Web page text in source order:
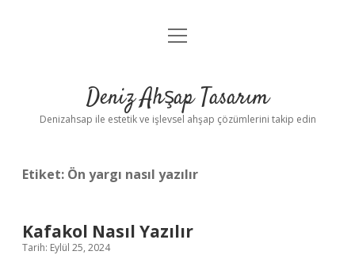
Anasayfa
Yasal Uyarı
menüyü
Deniz Ahşap Tasarım
Denizahsap ile estetik ve işlevsel ahşap çözümlerini takip edin
Etiket: Ön yargı nasıl yazılır
Kafakol Nasıl Yazılır
Tarih: Eylül 25, 2024